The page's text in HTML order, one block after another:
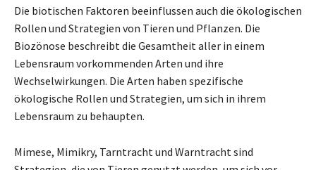
Die biotischen Faktoren beeinflussen auch die ökologischen
Rollen und Strategien von Tieren und Pflanzen. Die
Biozönose beschreibt die Gesamtheit aller in einem
Lebensraum vorkommenden Arten und ihre
Wechselwirkungen. Die Arten haben spezifische
ökologische Rollen und Strategien, um sich in ihrem
Lebensraum zu behaupten.
Mimese, Mimikry, Tarntracht und Warntracht sind